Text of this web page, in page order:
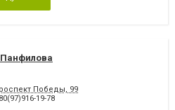
восстановление эмали
Шинирование зубов
Панфилова
Победы, 99
19-78